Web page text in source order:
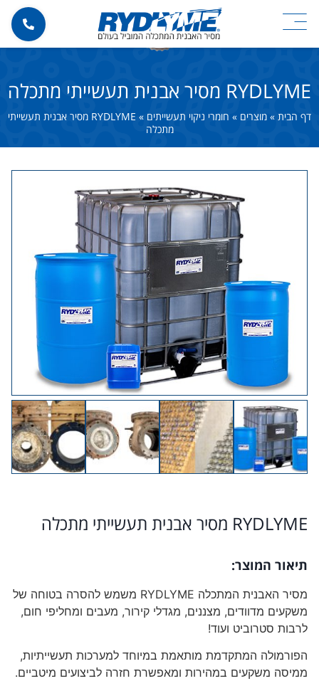
RYDLYME מסיר אבנית תעשייתי מתכלה
דף הבית » מוצרים » חומרי ניקוי תעשייתים »
RYDLYME מסיר אבנית תעשייתי
מתכלה
RYDLYME מסיר אבנית תעשייתי מתכלה
תיאור המוצר:
מסיר האבנית המתכלה RYDLYME משמש להסרה בטוחה של
משקעים מדוודים, מצננים, מגדלי קירור, מעבים ומחליפי חום,
לרבות סטרוביט ועוד!
הפורמולה המתקדמת מותאמת במיוחד למערכות תעשייתיות,
ממיסה משקעים במהירות ומאפשרת חזרה לביצועים מיטביים.